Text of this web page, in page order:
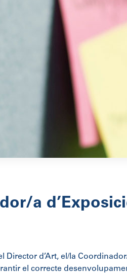
a
Director d’Art, el/la
el correcte